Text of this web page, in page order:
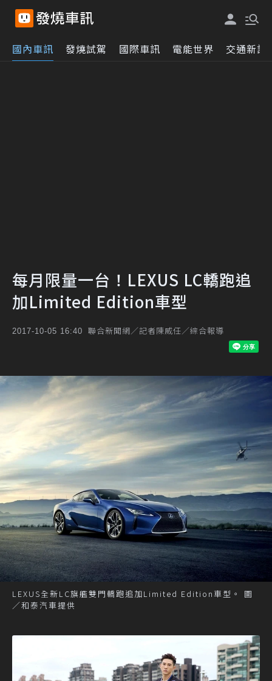
國內車訊 發燒試駕 國際車訊 電能世界 交通新訊
每月限量一台！LEXUS LC轎跑追
加Limited Edition車型
2017-10-05 16:40 聯合新聞網／記者陳威任／綜合報導
LEXUS全新LC旗艦雙門轎跑追加Limited Edition車型。 圖
／和泰汽車提供